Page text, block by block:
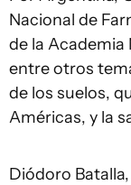
Nacional de
de la Academia
entre otros
de los suelos,
Américas, y la
Diódoro